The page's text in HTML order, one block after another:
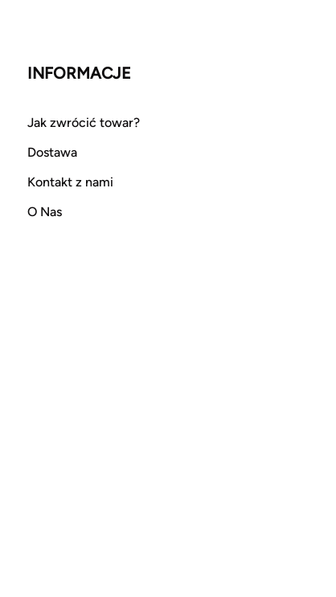
INFORMACJE
Jak zwrócić towar?
Dostawa
Kontakt z nami
O Nas